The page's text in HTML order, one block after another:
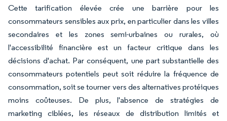
Cette tarification élevée crée une barrière pour les
consommateurs sensibles aux prix, en particulier dans les villes
secondaires et les zones semi-urbaines ou rurales, où
l'accessibilité financière est un facteur critique dans les
décisions d'achat. Par conséquent, une part substantielle des
consommateurs potentiels peut soit réduire la fréquence de
consommation, soit se tourner vers des alternatives protéiques
moins coûteuses. De plus, l'absence de stratégies de
marketing ciblées, les réseaux de distribution limités et